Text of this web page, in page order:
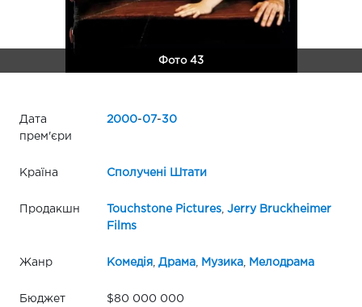
Фото 43
Дата
прем'єри
2000-07-30
Країна Сполучені Штати
Продакшн Touchstone Pictures, Jerry Bruckheimer
Films
Жанр Комедія, Драма, Музика, Мелодрама
Бюджет $80 000 000